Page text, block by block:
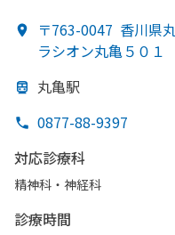
〒763-0047 香川県
ラシオン丸亀５０１
丸亀駅
0877-88-9397
対応診療科
精神科・神経科
診療時間